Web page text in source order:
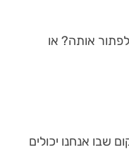
אותה? או
שבו אנחנו יכולים